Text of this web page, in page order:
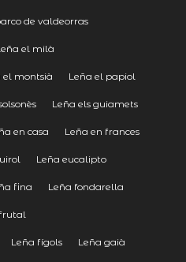
de valdeorras
el milà
el montsià Leña el papiol
Leña els guiamets
en casa Leña en frances
Leña eucalipto
fina Leña fondarella
Leña fígols Leña gaià